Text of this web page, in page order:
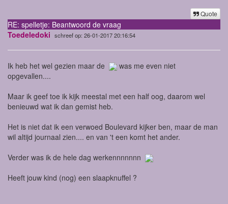
Quote
RE: spelletje: Beantwoord de vraag
Toedeledoki schreef op: 26-01-2017 20:16:54
Ik heb het wel gezien maar de
was me even niet
opgevallen....
Maar ik geef toe ik kijk meestal met een half oog, daarom wel
benieuwd wat ik dan gemist heb.
Het is niet dat ik een verwoed Boulevard kijker ben, maar de man
wil altijd journaal zien.... en van 't een komt het ander.
Verder was ik de hele dag werkennnnnnn
Heeft jouw kind (nog) een slaapknuffel ?